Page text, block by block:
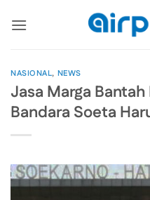
NASIONAL, NEWS
Jasa Marga
Bandara Soeta